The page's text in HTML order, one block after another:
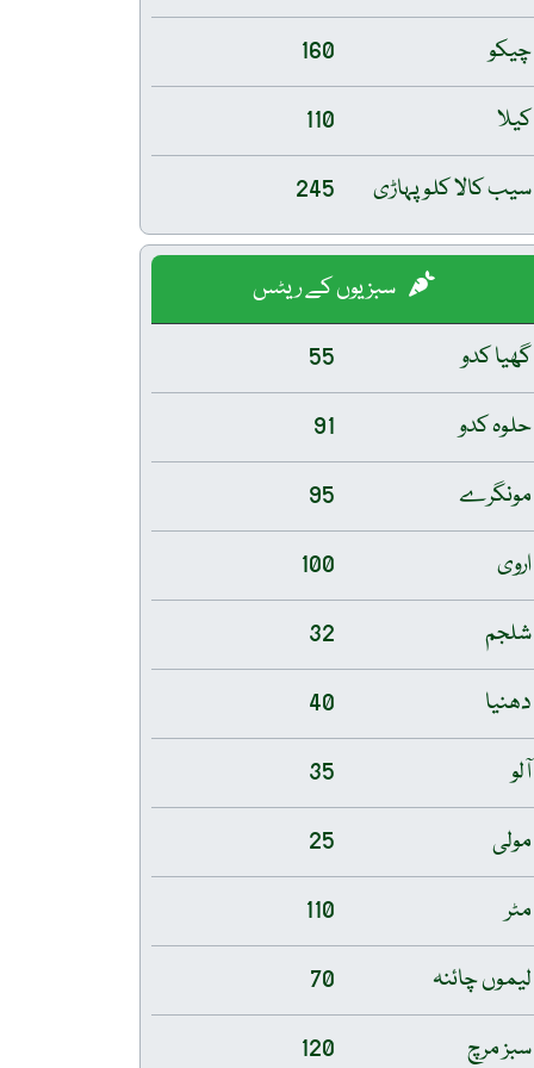
چیکو
160
کیلا
110
سیب کالا کلو پہاڑی
245
سبزیوں کے ریٹس
گھیا کدو
55
حلوہ کدو
91
مونگرے
95
اروی
100
شلجم
32
دھنیا
40
آلو
35
مولی
25
مٹر
110
لیموں چائنہ
70
سبز مرچ
120